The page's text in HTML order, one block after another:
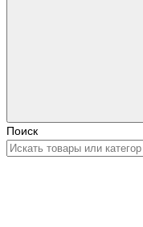
Поиск